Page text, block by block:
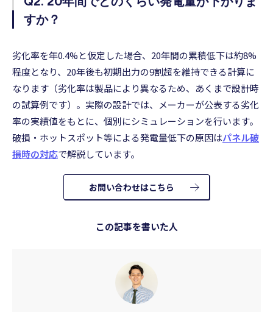
すか？
劣化率を年0.4%と仮定した場合、20年間の累積低下は約8%
程度となり、20年後も初期出力の9割超を維持できる計算に
なります（劣化率は製品により異なるため、あくまで設計時
の試算例です）。実際の設計では、メーカーが公表する劣化
率の実績値をもとに、個別にシミュレーションを行います。
破損・ホットスポット等による発電量低下の原因はパネル破
損時の対応で解説しています。
お問い合わせはこちら
この記事を書いた人